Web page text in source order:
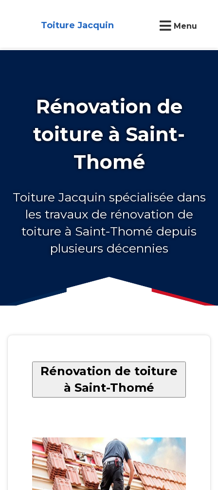
Toiture Jacquin Menu
Rénovation de
toiture à Saint-
Thomé
Toiture Jacquin spécialisée dans
les travaux de rénovation de
toiture à Saint-Thomé depuis
plusieurs décennies
Rénovation de toiture
à Saint-Thomé